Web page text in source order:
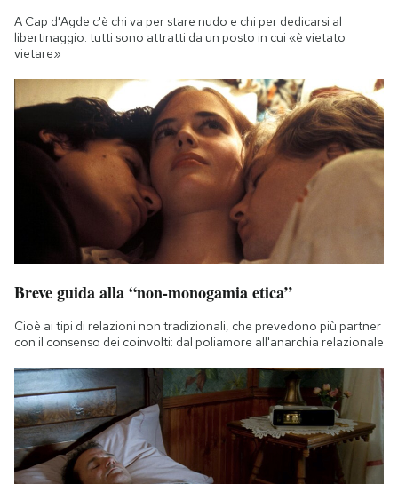
A Cap d'Agde c'è chi va per stare nudo e chi per dedicarsi al
libertinaggio: tutti sono attratti da un posto in cui «è vietato
vietare»
Breve guida alla “non-monogamia etica”
Cioè ai tipi di relazioni non tradizionali, che prevedono più partner
con il consenso dei coinvolti: dal poliamore all'anarchia relazionale